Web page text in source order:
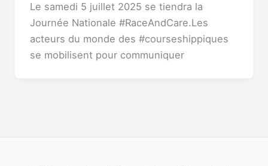
Le samedi 5 juillet 2025 se tiendra la
Journée Nationale #RaceAndCare.Les
acteurs du monde des #courseshippiques
se mobilisent pour communiquer